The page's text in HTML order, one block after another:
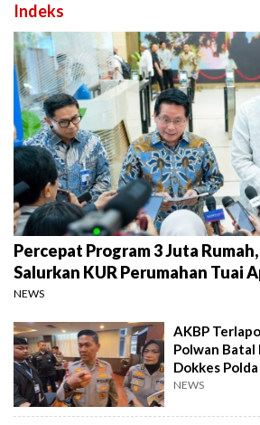
Indeks
Percepat Program 3 Juta
Salurkan KUR Perumahan Tuai
NEWS
AKBP
Polwan
Dokkes
NEWS